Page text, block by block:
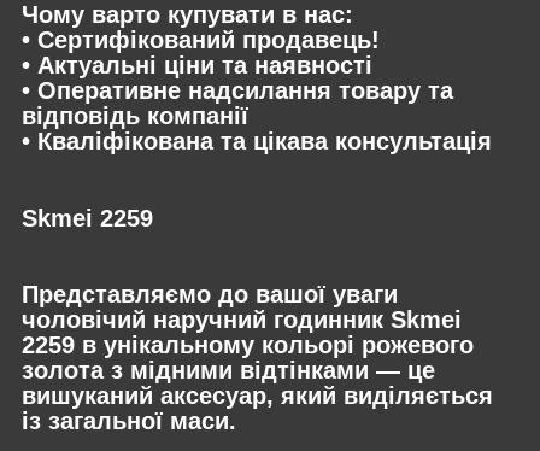
Чому варто купувати в нас:
• Сертифікований продавець!
• Актуальні ціни та наявності
• Оперативне надсилання товару та
відповідь компанії
• Кваліфікована та цікава консультація
Skmei 2259
Представляємо до вашої уваги
чоловічий наручний годинник Skmei
2259 в унікальному кольорі рожевого
золота з мідними відтінками — це
вишуканий аксесуар, який виділяється
із загальної маси.